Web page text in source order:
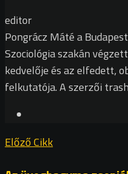
editor
Pongrácz Máté a
Szociológia szakán
kedvelője és az elfedett,
felkutatója. A szerzői
Előző Cikk